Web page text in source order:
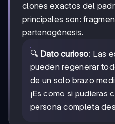
clones exactos del
principales son:
partenogénesis.
🔍 Dato curioso: Las
pueden regenerar
de un solo brazo
¡Es como si pudieras
persona completa